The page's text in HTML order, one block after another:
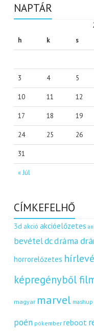
NAPTÁR
h
k s
« Júl
3 4 5
10 11 12
17 18 19
24 25 26
31
CÍMKEFELHŐ
3d akció akcióelőzetes
bevételdcdráma
horrorelőzetes
képregényből
magyar marvel mashup
poén pókember reboot